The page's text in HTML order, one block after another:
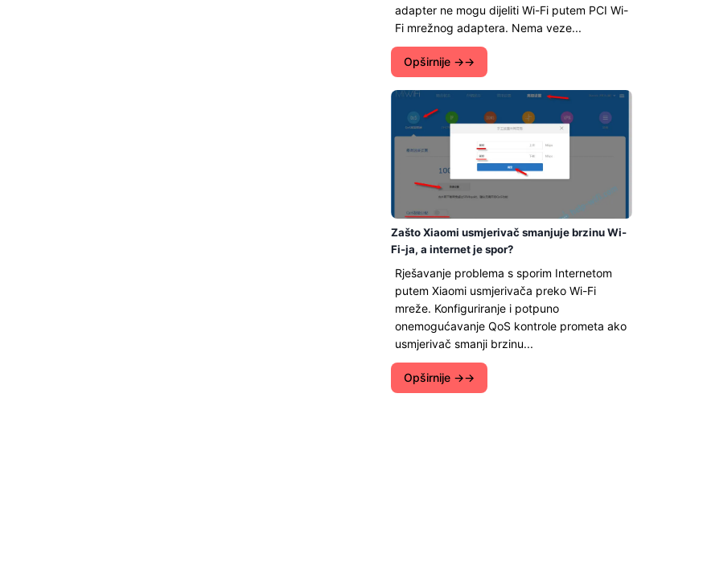
adapter ne mogu dijeliti Wi-Fi putem PCI Wi-
Fi mrežnog adaptera. Nema veze...
Opširnije →
Zašto Xiaomi usmjerivač smanjuje brzinu Wi-
Fi-ja, a internet je spor?
Rješavanje problema s sporim Internetom
putem Xiaomi usmjerivača preko Wi-Fi
mreže. Konfiguriranje i potpuno
onemogućavanje QoS kontrole prometa ako
usmjerivač smanji brzinu...
Opširnije →